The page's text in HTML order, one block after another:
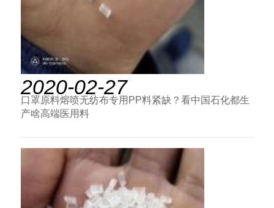
2020-02-27
口罩原料熔喷无纺布专用PP料紧缺？看中国石化都生
产啥高端医用料